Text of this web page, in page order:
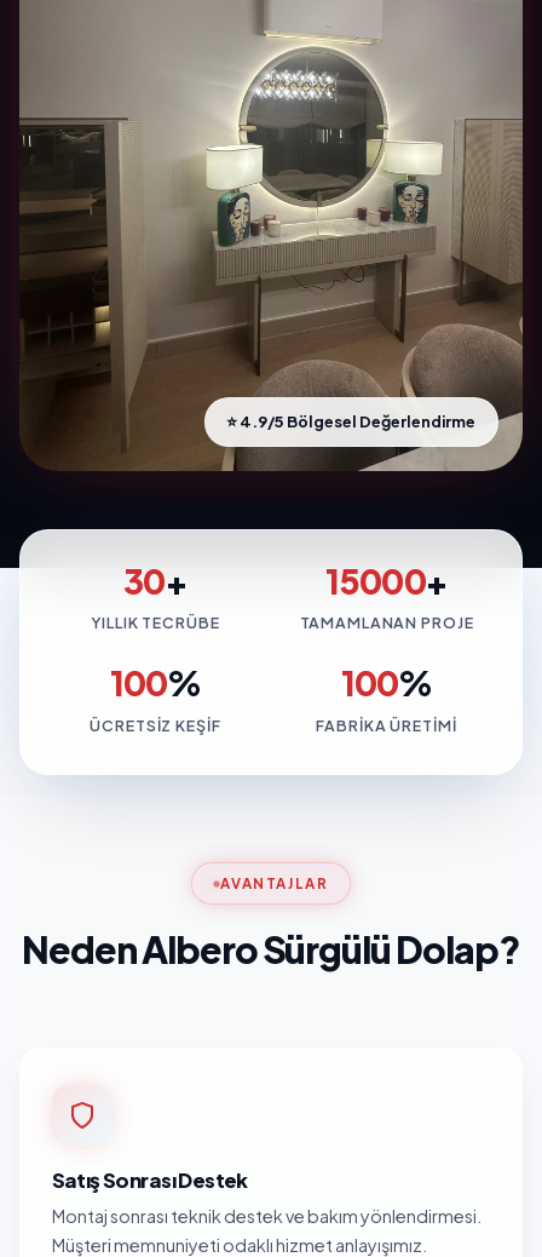
⭐ 4.9/5 Bölgesel Değerlendirme
30+
YILLIK TECRÜBE
15000+
TAMAMLANAN PROJE
100%
ÜCRETSIZ KEŞIF
100%
FABRIKA ÜRETIMI
AVANTAJLAR
Neden Albero Sürgülü Dolap?
Satış Sonrası Destek
Montaj sonrası teknik destek ve bakım yönlendirmesi.
Müşteri memnuniyeti odaklı hizmet anlayışımız.